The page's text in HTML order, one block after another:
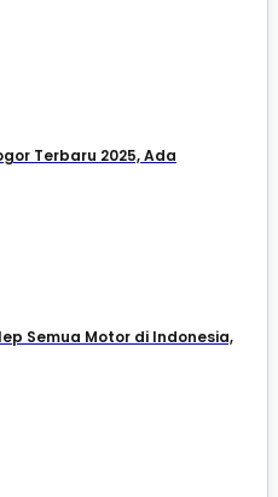
Terbaru 2025, Ada
Semua Motor di Indonesia,